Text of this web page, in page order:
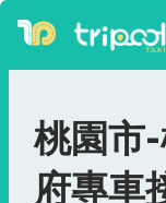
桃園市
府專車